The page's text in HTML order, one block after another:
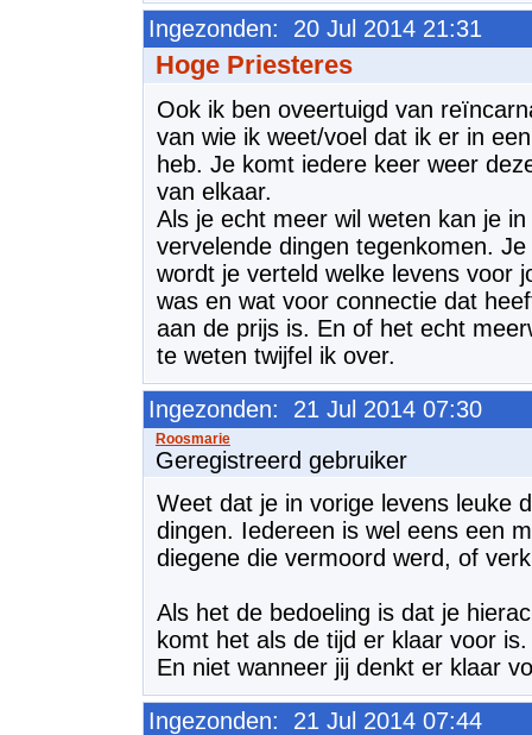
Ingezonden: 20 Jul 2014 21:31
Hoge Priesteres
Ook ik ben oveertuigd van
van wie ik weet/voel dat ik er in
heb. Je komt iedere keer weer
van elkaar.
Als je echt meer wil weten kan je
vervelende dingen tegenkomen.
wordt je verteld welke levens voor
was en wat voor connectie dat
aan de prijs is. En of het echt
te weten twijfel ik over.
Ingezonden: 21 Jul 2014 07:30
Geregistreerd gebruiker
Weet dat je in vorige levens leuke
dingen. Iedereen is wel eens een
diegene die vermoord werd, of
Als het de bedoeling is dat je
komt het als de tijd er klaar voor is.
En niet wanneer jij denkt er klaar
Ingezonden: 21 Jul 2014 07:44